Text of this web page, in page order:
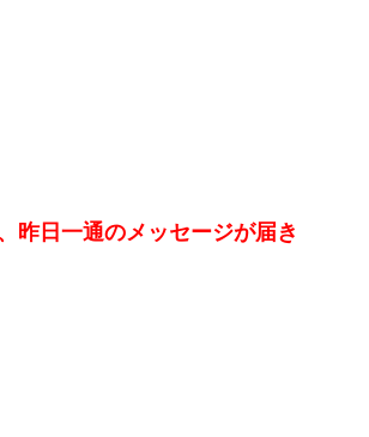
昨日一通のメッセージが届き